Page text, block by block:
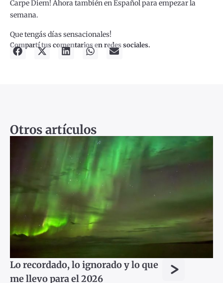
Carpe Diem! Ahora también en Español para empezar la
semana.
Que tengás días sensacionales!
Compartí tus comentarios en redes sociales.
Otros artículos
Lo recordado, lo ignorado y lo que
me llevo para el 2026
>